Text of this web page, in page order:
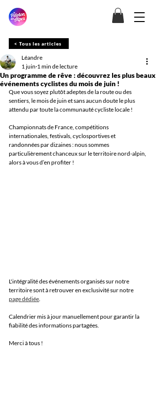
< Tous les articles
Un programme de rêve : découvrez les plus beaux
événements cyclistes du mois de juin !
Léandre
1 juin 1 min de lecture
Que vous soyez plutôt adeptes de la route ou des
sentiers, le mois de juin et sans aucun doute le plus
attendu par toute la communauté cycliste locale !
Championnats de France, compétitions
internationales, festivals, cyclosportives et
randonnées par dizaines : nous sommes
particulièrement chanceux sur le territoire nord-alpin,
alors à vous d’en profiter !
L'intégralité des événements organisés sur notre
territoire sont à retrouver en exclusivité sur notre
page dédiée.
Calendrier mis à jour manuellement pour garantir la
fiabilité des informations partagées.
Merci à tous !